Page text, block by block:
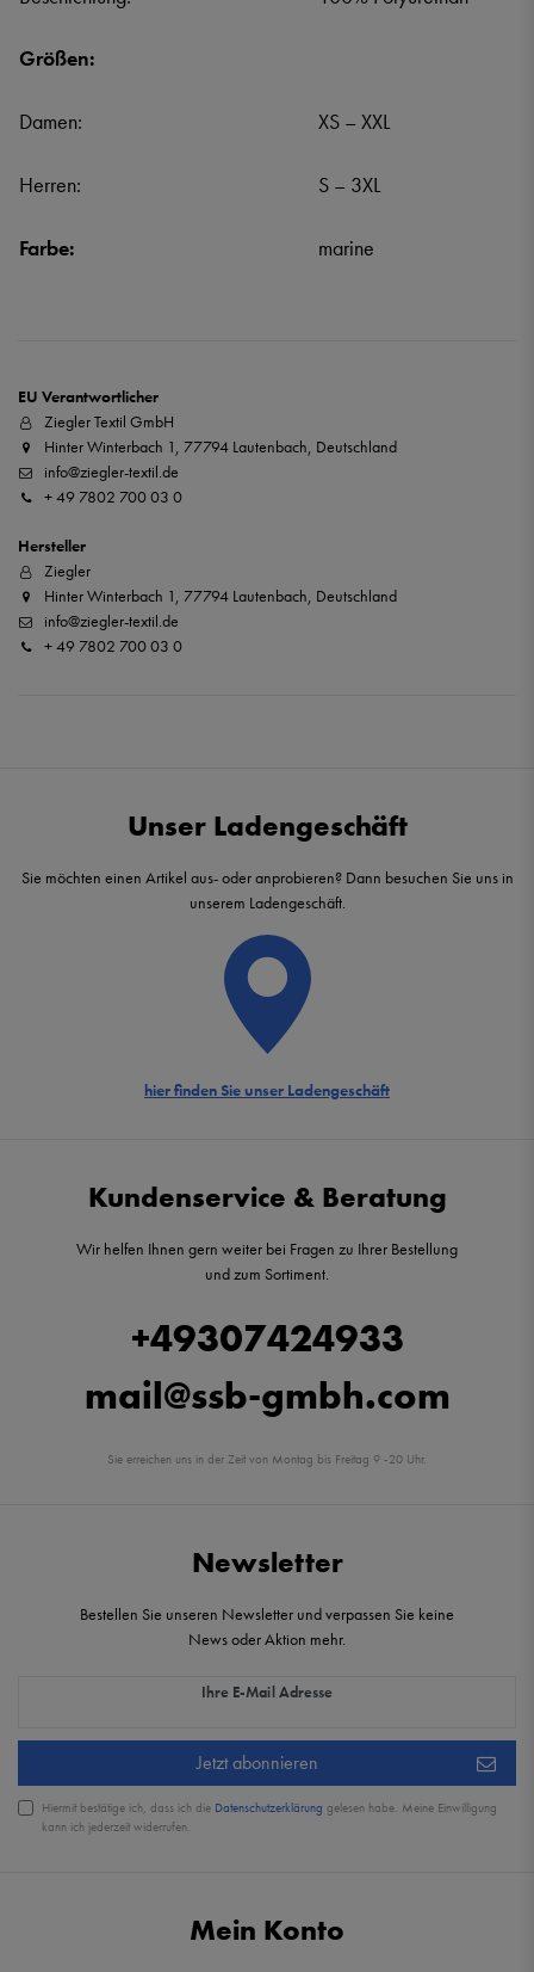
Größen:
Damen: XS – XXL
Herren: S – 3XL
Farbe: marine
EU Verantwortlicher
Ziegler Textil GmbH
Hinter Winterbach 1, 77794 Lautenbach, Deutschland
info@ziegler-textil.de
+ 49 7802 700 03 0
Hersteller
Ziegler
Hinter Winterbach 1, 77794 Lautenbach, Deutschland
info@ziegler-textil.de
+ 49 7802 700 03 0
Unser Ladengeschäft
Sie möchten einen Artikel aus- oder anprobieren? Dann besuchen Sie uns in
unserem Ladengeschäft.
hier finden Sie unser Ladengeschäft
Kundenservice & Beratung
Wir helfen Ihnen gern weiter bei Fragen zu Ihrer Bestellung
und zum Sortiment.
+49307424933
mail@ssb-gmbh.com
Sie erreichen uns in der Zeit von Montag bis Freitag 9 -20 Uhr.
Mein Konto
Newsletter
Bestellen Sie unseren Newsletter und verpassen Sie keine
News oder Aktion mehr.
Ihre E-Mail Adresse
Newsletter Honig
Jetzt abonnieren
Hiermit bestätige ich, dass ich die Daten­schutz­erklärung gelesen habe. Meine Einwilligung
kann ich jederzeit widerrufen.